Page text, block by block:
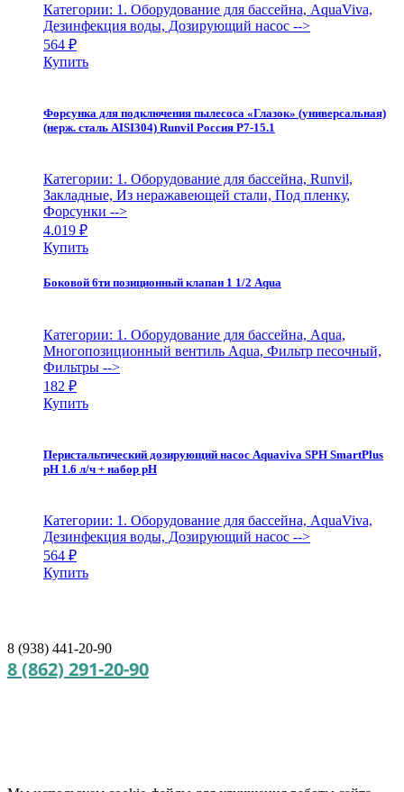
Категории: 1. Оборудование для бассейна, AquaViva,
Дезинфекция воды, Дозирующий насос -->
564 ₽
Купить
Форсунка для подключения пылесоса «Глазок» (универсальная)
(нерж. сталь AISI304) Runvil Россия Р7-15.1
Категории: 1. Оборудование для бассейна, Runvil,
Закладные, Из неражавеющей стали, Под пленку,
Форсунки -->
4.019 ₽
Купить
Боковой 6ти позиционный клапан 1 1/2 Aqua
Категории: 1. Оборудование для бассейна, Aqua,
Многопозиционный вентиль Aqua, Фильтр песочный,
Фильтры -->
182 ₽
Купить
Перистальтический дозирующий насос Aquaviva SPH SmartPlus
pH 1.6 л/ч + набор pH
Категории: 1. Оборудование для бассейна, AquaViva,
Дезинфекция воды, Дозирующий насос -->
564 ₽
Купить
8 (938) 441-20-90
8 (862) 291-20-90